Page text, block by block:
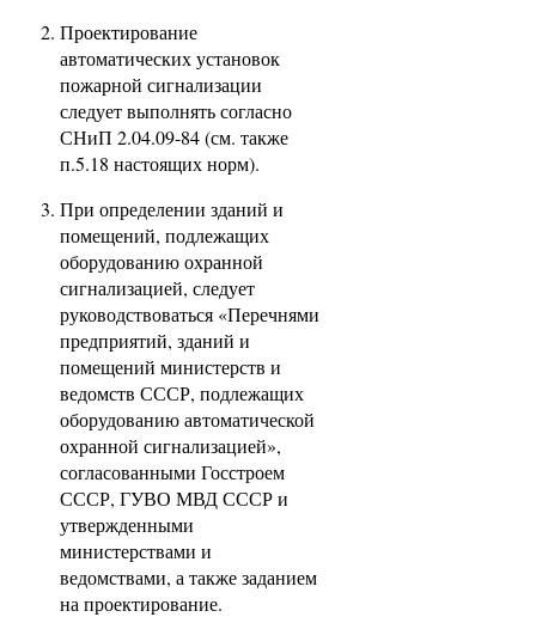
Проектирование
автоматических установок
пожарной сигнализации
следует выполнять согласно
СНиП 2.04.09-84 (см. также
п.5.18 настоящих норм).
При определении зданий и
помещений, подлежащих
оборудованию охранной
сигнализацией, следует
руководствоваться «Перечнями
предприятий, зданий и
помещений министерств и
ведомств СССР, подлежащих
оборудованию автоматической
охранной сигнализацией»,
согласованными Госстроем
СССР, ГУВО МВД СССР и
утвержденными
министерствами и
ведомствами, а также заданием
на проектирование.